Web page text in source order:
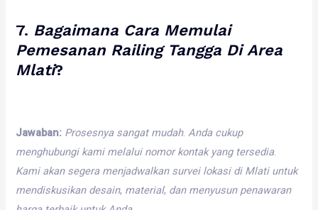
7. Bagaimana Cara Memulai
Pemesanan Railing Tangga Di Area
Mlati?
Jawaban: Prosesnya sangat mudah.Anda cukup
menghubungi kami melalui nomor kontak yang tersedia.
Kami akan segera menjadwalkan survei lokasi di Mlati untuk
mendiskusikan desain, material, dan menyusun penawaran